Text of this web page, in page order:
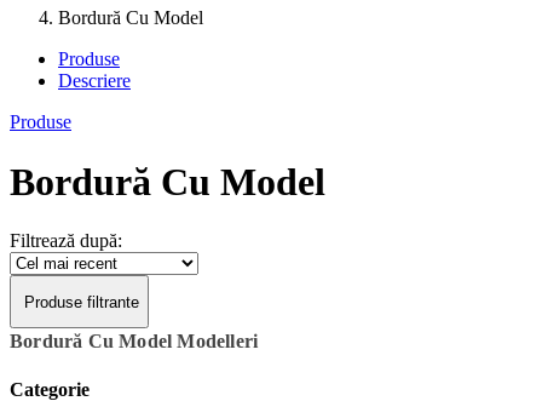
Bordură Cu Model
Produse
Descriere
Produse
Bordură Cu Model
Filtrează după:
Produse filtrante
Bordură Cu Model Modelleri
Categorie